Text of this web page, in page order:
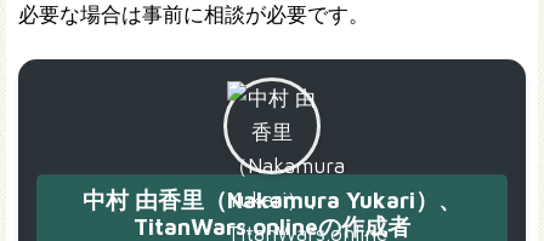
必要な場合は事前に相談が必要です。
中村 由香里（Nakamura Yukari）、
TitanWars.onlineの作成者